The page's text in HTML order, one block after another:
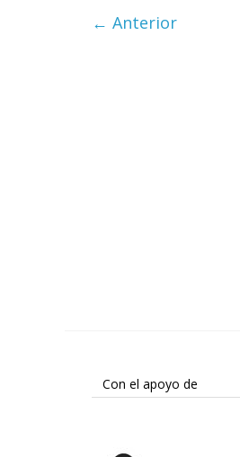
← Anterior
Con el apoyo de